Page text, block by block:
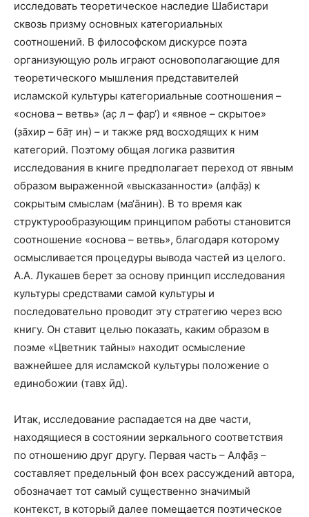
исследовать теоретическое наследие Шабистари
сквозь призму основных категориальных
соотношений. В философском дискурсе поэта
организующую роль играют основополагающие для
теоретического мышления представителей
исламской культуры категориальные соотношения –
«основа – ветвь» (ас̣ л – фар‘) и «явное – скрытое»
(з̣а̄хир – ба̄т̣ ин) – и также ряд восходящих к ним
категорий. Поэтому общая логика развития
исследования в книге предполагает переход от явным
образом выраженной «высказанности» (алфа̄з̣) к
сокрытым смыслам (ма‘а̄нин). В то время как
структурообразующим принципом работы становится
соотношение «основа – ветвь», благодаря которому
осмысливается процедуры вывода частей из целого.
А.А. Лукашев берет за основу принцип исследования
культуры средствами самой культуры и
последовательно проводит эту стратегию через всю
книгу. Он ставит целью показать, каким образом в
поэме «Цветник тайны» находит осмысление
важнейшее для исламской культуры положение о
единобожии (тавх̣ ӣд).
Итак, исследование распадается на две части,
находящиеся в состоянии зеркального соответствия
по отношению друг другу. Первая часть – Алфа̄з̣ –
составляет предельный фон всех рассуждений автора,
обозначает тот самый существенно значимый
контекст, в который далее помещается поэтическое